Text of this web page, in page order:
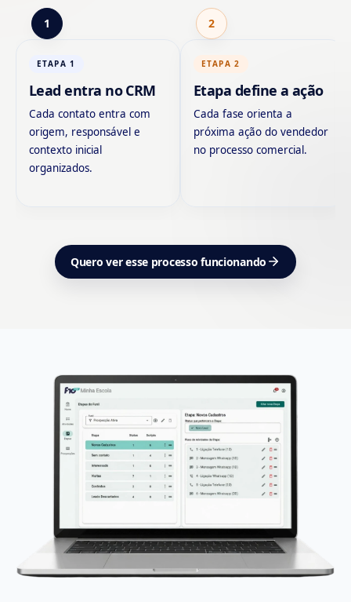
1
ETAPA 1
Lead entra no CRM
Cada contato entra com
origem, responsável e
contexto inicial
organizados.
2
ETAPA 2
Etapa define a ação
Cada fase orienta a
próxima ação do vendedor
no processo comercial.
Quero ver esse processo funcionando